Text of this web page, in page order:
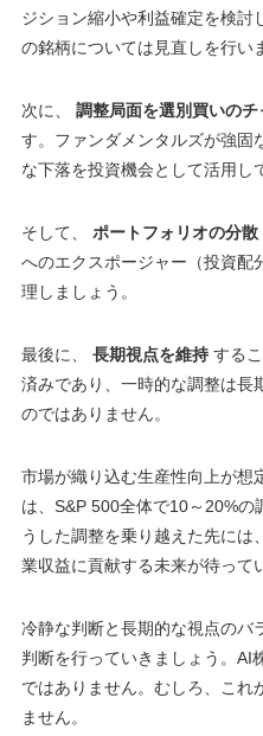
ジション縮小や利益確定を検討
の銘柄については見直しを行い
次に、調整局面を選別買いのチ
す。ファンダメンタルズが強固
な下落を投資機会として活用し
そして、ポートフォリオの分散
へのエクスポージャー（投資配
理しましょう。
最後に、長期視点を維持 する
済みであり、一時的な調整は長
のではありません。
市場が織り込む生産性向上が想
は、S&P 500全体で10～20%の
うした調整を乗り越えた先には
業収益に貢献する未来が待って
冷静な判断と長期的な視点のバ
判断を行っていきましょう。AI
ではありません。むしろ、これ
ません。